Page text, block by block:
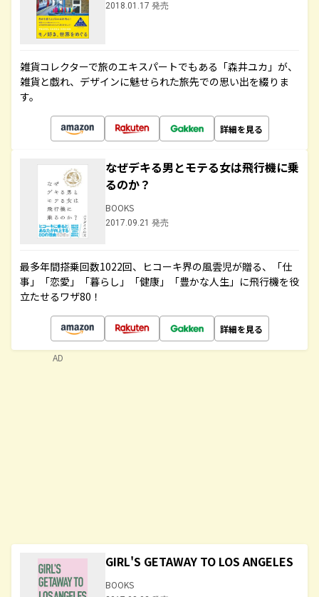
2018.01.17 発売
雑貨コレクターで旅のエキスパートでもある「森井ユカ」が、
雑貨と戯れ、デザインに魅せられた旅先での思い出を綴りま
す。
詳細を見る
なぜデキる男とモテる女は飛行機に乗
るのか？
BOOKS
2017.09.21 発売
最多年間搭乗回数1022回、ヒコーキ界の風雲児が贈る、「仕
事」「恋愛」「暮らし」「健康」「豊かな人生」に飛行機を役
立たせるワザ80！
詳細を見る
GIRL'S GETAWAY TO LOS ANGELES
BOOKS
AD